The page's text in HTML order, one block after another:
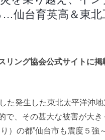
仙台育英高＆東北
リング協会公式サイトに掲
た発生した東北太平洋沖地
で、その甚大な被害が大き
）の都”仙台市も震度５強